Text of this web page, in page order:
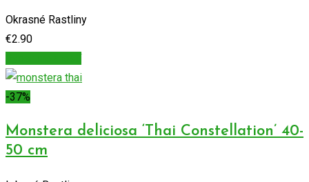
Okrasné Rastliny
€2.90
-37%
Monstera deliciosa ‘Thai Constellation’ 40-
50 cm